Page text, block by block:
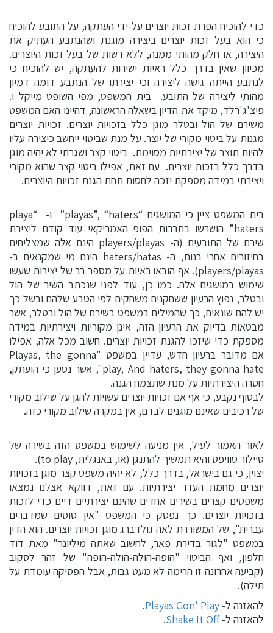
כדי להוכיח הפרת זכות יוצרים על-ידי העתקה, על התובע להוכיח
כי הוא בעל זכות יוצרים ביצירה מוגנת ושהנתבע העתיק את
היצירה, או חלק מהותי ממנה, ללא רשות של בעל זכות היוצרים.
מכיוון שאין בדרך כלל ראיות ישירות להעתקה, יש להוכיח כי
לנתבע הייתה גישה ליצירה וכי יצירתו של הנתבע דומה דמיון
מהותי ליצירה של התובע. בית המשפט, מפי השופט מייקל ו.
פיצ'ג'רלד, מיקד את הדיון בשאלה הראשונה, דהיינו האם המשפט
משירם של הול ובטלר מוגן כלל בזכויות יוצרים. זכויות יוצרים
מגנות על ביטוי מקורי של יוצר. על מנת שביטוי ייחשב כיצירה עליו
להיות תוצר של יצירתיות מסוימת. ביטוי קצר ושגרתי לא יהיה מוגן
בדרך כלל בזכות יוצרים. עם זאת, אפילו ביטוי קצר שהוא מקורי
ויצירתי במידה מספקת יזכה לחסות תחת הגנת זכויות היוצרים.
בית המשפט ציין כי המושגים “playas”, “haters” ו- “playa
haters” הושרשו בתרבות הפופ האמריקאי עוד קודם ליצירת
שירם של התובעים (ה- players/playas הינם אלה שמצליחים
בחיזורים אחרי בנות, ה- haters/hatas הינם מי שמקנאים ב-
players/playas). אף הובאו ראיות על מספר רב של יצירות שעשו
שימוש במושגים אלה. כמו כן, עוד לפני שנכתב השיר של הול
ובטלר, נפוץ הרעיון ששחקנים משחקים לפי הטבע שלהם ובשל כך
יש להם שונאים, כך שהמילים במשפט בשירם של הול ובטלר, אשר
מבטאות בדיוק את הרעיון הזה, אינן מקוריות ויצירתיות במידה
מספקת כדי שיזכו להגנת זכויות יוצרים. חשוב מכל אלה, אפילו
אם מדובר ברעיון חדש, עדיין במשפט "Playas, the gonna
play, And haters, they gonna hate", אשר נטען כי הועתק,
חסרה היצירתיות על מנת שתצמח הגנה.
לבסוף נקבע, כי אף אם זכויות יוצרים עשויות להגן על שילוב מקורי
של רכיבים שאינם מוגנים לבדם, אין במקרה שילוב מקורי כזה.
לאור האמור לעיל, אין מניעה לשימוש במשפט הזה בשירה של
טיילור סוויפט והיא תמשיך להתנגן (או, באנגלית, to play).
יצוין, כי גם בישראל, בדרך כלל, לא יהיה משפט קצר מוגן בזכויות
יוצרים מחמת העדר יצירתיות. עם זאת, דווקא אצלנו נמצאו
משפטים קצרים בשירים אחדים שהינם יצירתיים דיים כדי לזכות
בזכויות יוצרים. כך נפסק כי המשפט "אין סוסים שמדברים
עברית", של המשוררת לאה גולדברג מוגן זכויות יוצרים. הוא הדין
במשפט "לגור בדירת פאר, לחשוב שאתה מיליונר" מאת דוד
חלפון, ואף הביטוי "הופה-הולה-הולה-הופה" של זהר לסקוב
(קביעה אחרונה זו הרימה לא מעט גבות, אבל הפסיקה עומדת על
תילה).
להאזנה ל- Playas Gon’ Play
.
להאזנה ל-Shake It Off
.